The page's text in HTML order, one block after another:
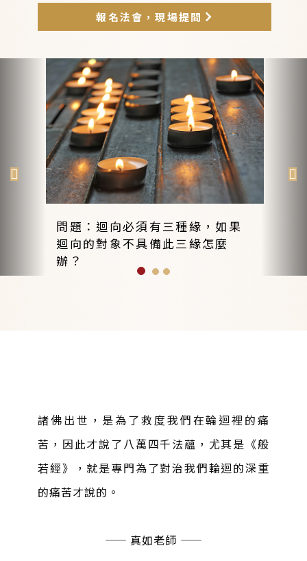
報名法會，現場提問
問題：迴向必須有三種緣，如果
迴向的對象不具備此三緣怎麼
辦？
諸佛出世，是為了救度我們在輪迴裡的痛
苦，因此才說了八萬四千法蘊，尤其是《般
若經》，就是專門為了對治我們輪迴的深重
的痛苦才說的。
—— 真如老師 ——